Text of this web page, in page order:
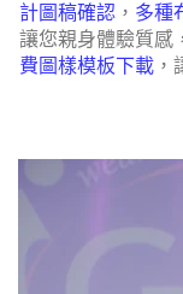
計圖稿確認 ， 多種
讓您親身體驗質感
費圖樣模板下載